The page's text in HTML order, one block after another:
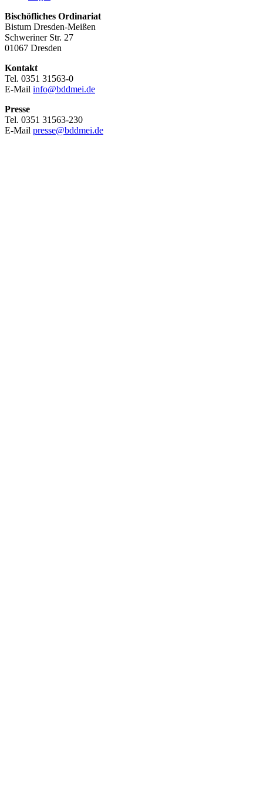
Bischöfliches Ordinariat
Bistum Dresden-Meißen
Schweriner Str. 27
01067 Dresden
Kontakt
Tel. 0351 31563-0
E-Mail info@bddmei.de
Presse
Tel. 0351 31563-230
E-Mail presse@bddmei.de